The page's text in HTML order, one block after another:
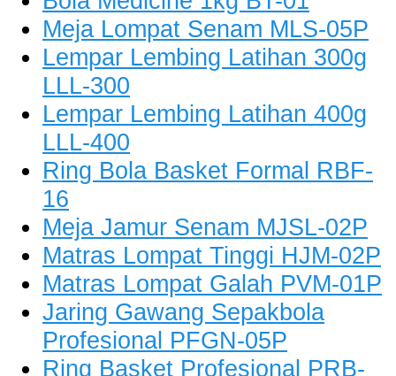
Meja Lompat Senam MLS-05P
Lempar Lembing Latihan 300g
LLL-300
Lempar Lembing Latihan 400g
LLL-400
Ring Bola Basket Formal RBF-
16
Meja Jamur Senam MJSL-02P
Matras Lompat Tinggi HJM-02P
Matras Lompat Galah PVM-01P
Jaring Gawang Sepakbola
Profesional PFGN-05P
Ring Basket Profesional PRB-